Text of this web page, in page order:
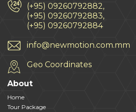
(+95) 09260792882,
(+95) 09260792883,
(+95) 09260792884
info@newmotion.com.mm
Geo Coordinates
About
Home
Tour Package